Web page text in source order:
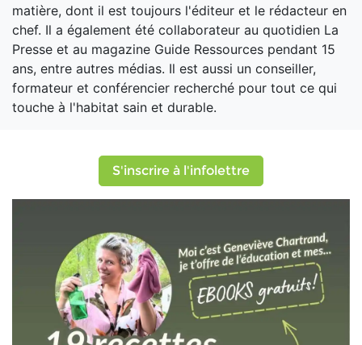
matière, dont il est toujours l'éditeur et le rédacteur en
chef. Il a également été collaborateur au quotidien La
Presse et au magazine Guide Ressources pendant 15
ans, entre autres médias. Il est aussi un conseiller,
formateur et conférencier recherché pour tout ce qui
touche à l'habitat sain et durable.
S'inscrire à l'infolettre